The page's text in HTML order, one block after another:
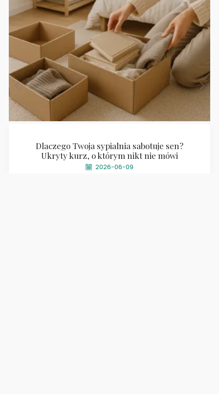
Dlaczego Twoja sypialnia sabotuje sen?
Ukryty kurz, o którym nikt nie mówi
2026-06-09